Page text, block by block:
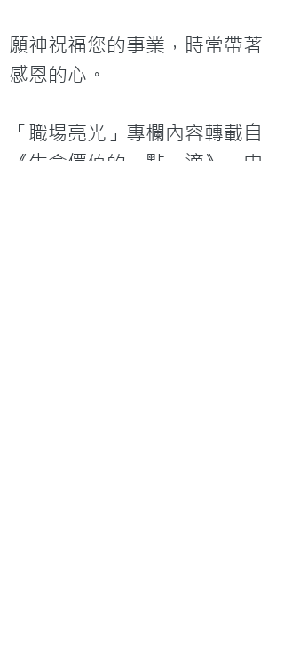
願神祝福您的事業，時常帶著
「職場亮光」專欄內容轉載自
《生命價值的一點一滴》，由